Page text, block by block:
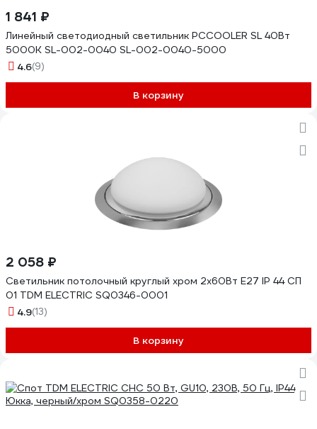
1 841 ₽
Линейный светодиодный светильник PCCOOLER SL 40Вт
5000К SL-002-0040 SL-002-0040-5000
4.6(9)
В корзину
2 058 ₽
Светильник потолочный круглый хром 2х60Вт E27 IP 44 СП
01 TDM ELECTRIC SQ0346-0001
4.9(13)
В корзину